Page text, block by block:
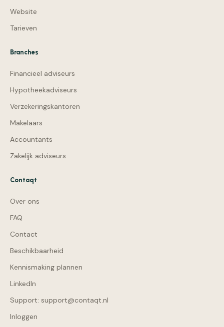
Website
Tarieven
Branches
Financieel adviseurs
Hypotheekadviseurs
Verzekeringskantoren
Makelaars
Accountants
Zakelijk adviseurs
Contaqt
Over ons
FAQ
Contact
Beschikbaarheid
Kennismaking plannen
LinkedIn
Support: support@contaqt.nl
Inloggen